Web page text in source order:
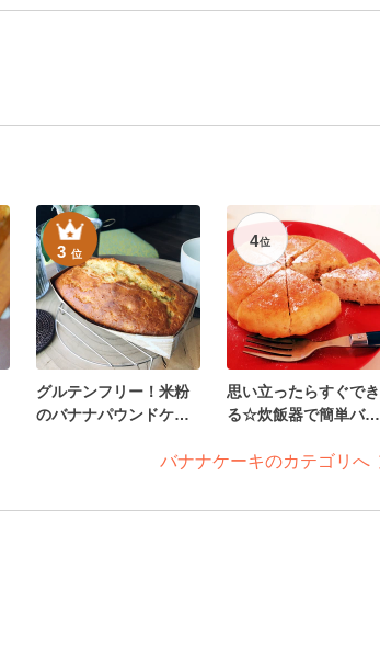
3位
グルテンフリー！米粉
のバナナパウンドケー
4位
思い立ったらすぐでき
る☆炊飯器で簡単バナ
バナナケーキのカテゴリへ